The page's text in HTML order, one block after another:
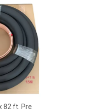
82 ft. Pre